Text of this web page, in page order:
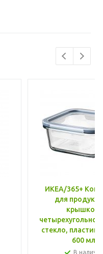
ИКЕА/365+
для
крышкой,
стекло, пластик
600 мл
В